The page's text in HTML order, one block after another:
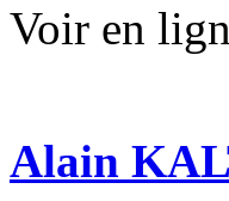
Voir en
Alain